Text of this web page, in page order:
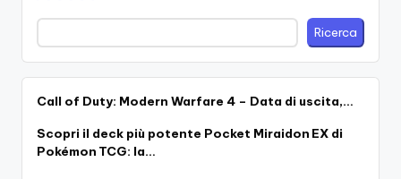
Ricerca
Call of Duty: Modern Warfare 4 – Data di uscita,…
Scopri il deck più potente Pocket Miraidon EX di
Pokémon TCG: la…